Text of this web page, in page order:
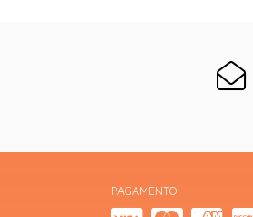
PAGAMENTO